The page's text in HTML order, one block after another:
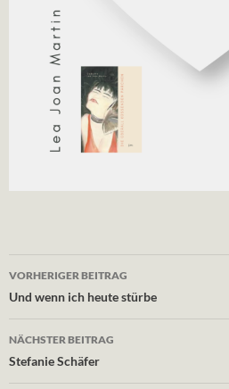
Beitragsnavigation
VORHERIGER BEITRAG
Und wenn ich heute stürbe
NÄCHSTER BEITRAG
Stefanie Schäfer